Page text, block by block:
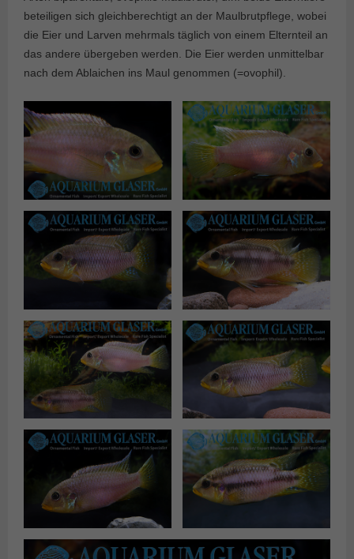
beteiligen sich gleichberechtigt an der Maulbrutpflege, wobei
die Eier und Larven mehrmals täglich von einem Elternteil an
das andere übergeben werden. Die Eier werden unmittelbar
nach dem Ablaichen ins Maul genommen (=ovophil).